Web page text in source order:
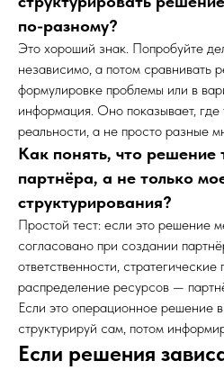
по-разному?
Это хороший знак. Попробуйте
независимо, а потом сравнивать
формулировке проблемы или в
информация. Оно показывает,
реальности, а не просто разные
Как понять, что решение
партнёра, а не только
структурирования?
Простой тест: если это решение
согласовано при создании
ответственности, стратегические
распределение ресурсов —
Если это операционное решение
структурируй сам, потом
Если решения